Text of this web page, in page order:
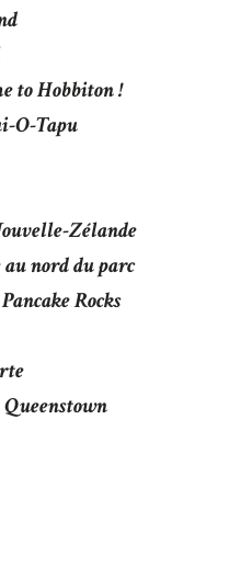
to Hobbiton !
O-Tapu
Zélande
nord du parc
Rocks